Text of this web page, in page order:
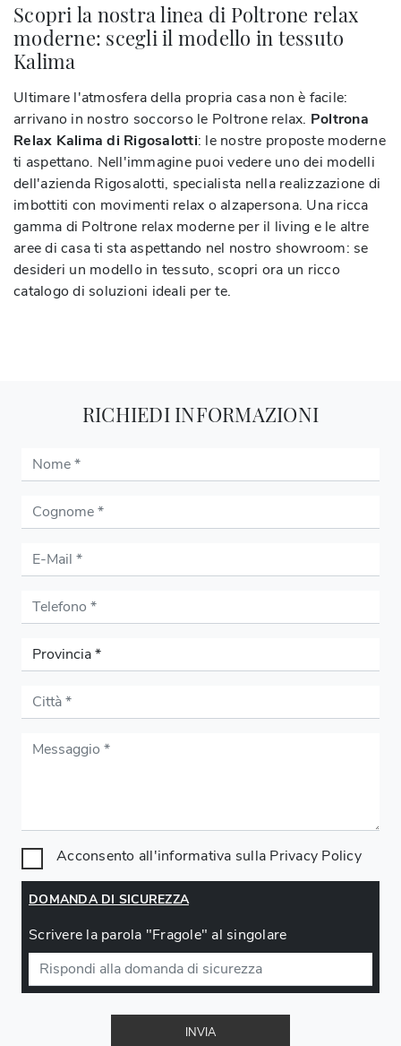
Scopri la nostra linea di Poltrone relax
moderne: scegli il modello in tessuto
Kalima
Ultimare l'atmosfera della propria casa non è facile:
arrivano in nostro soccorso le Poltrone relax. Poltrona
Relax Kalima di Rigosalotti: le nostre proposte moderne
ti aspettano. Nell'immagine puoi vedere uno dei modelli
dell'azienda Rigosalotti, specialista nella realizzazione di
imbottiti con movimenti relax o alzapersona. Una ricca
gamma di Poltrone relax moderne per il living e le altre
aree di casa ti sta aspettando nel nostro showroom: se
desideri un modello in tessuto, scopri ora un ricco
catalogo di soluzioni ideali per te.
RICHIEDI INFORMAZIONI
Acconsento all'informativa sulla Privacy Policy
DOMANDA DI SICUREZZA
Scrivere la parola "Fragole" al singolare
INVIA